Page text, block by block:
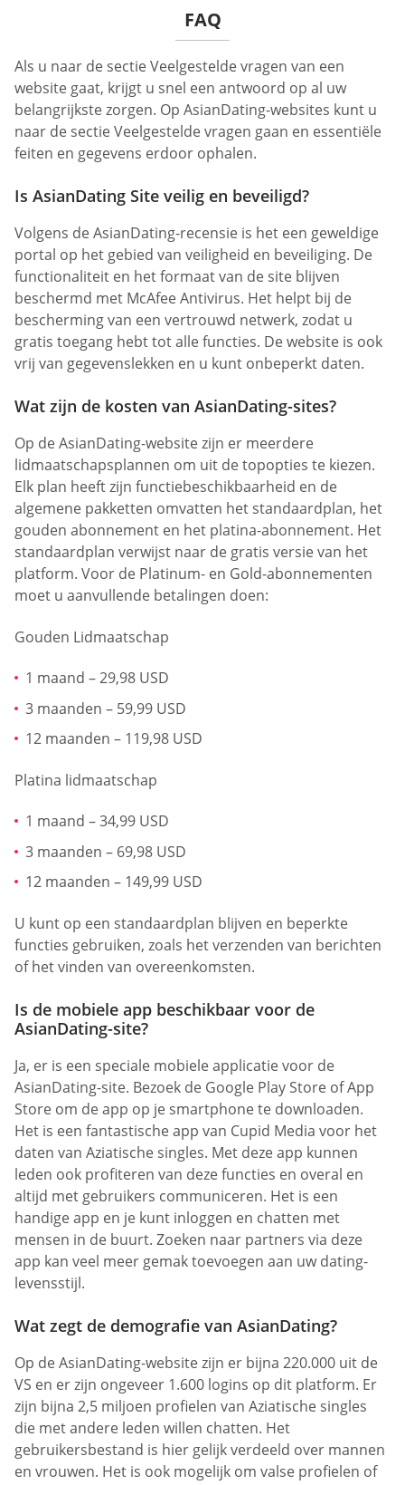
FAQ
Als u naar de sectie Veelgestelde vragen van een
website gaat, krijgt u snel een antwoord op al uw
belangrijkste zorgen. Op AsianDating-websites kunt u
naar de sectie Veelgestelde vragen gaan en essentiële
feiten en gegevens erdoor ophalen.
Is AsianDating Site veilig en beveiligd?
Volgens de AsianDating-recensie is het een geweldige
portal op het gebied van veiligheid en beveiliging. De
functionaliteit en het formaat van de site blijven
beschermd met McAfee Antivirus. Het helpt bij de
bescherming van een vertrouwd netwerk, zodat u
gratis toegang hebt tot alle functies. De website is ook
vrij van gegevenslekken en u kunt onbeperkt daten.
Wat zijn de kosten van AsianDating-sites?
Op de AsianDating-website zijn er meerdere
lidmaatschapsplannen om uit de topopties te kiezen.
Elk plan heeft zijn functiebeschikbaarheid en de
algemene pakketten omvatten het standaardplan, het
gouden abonnement en het platina-abonnement. Het
standaardplan verwijst naar de gratis versie van het
platform. Voor de Platinum- en Gold-abonnementen
moet u aanvullende betalingen doen:
Gouden Lidmaatschap
1 maand – 29,98 USD
3 maanden – 59,99 USD
12 maanden – 119,98 USD
Platina lidmaatschap
1 maand – 34,99 USD
3 maanden – 69,98 USD
12 maanden – 149,99 USD
U kunt op een standaardplan blijven en beperkte
functies gebruiken, zoals het verzenden van berichten
of het vinden van overeenkomsten.
Is de mobiele app beschikbaar voor de
AsianDating-site?
Ja, er is een speciale mobiele applicatie voor de
AsianDating-site. Bezoek de Google Play Store of App
Store om de app op je smartphone te downloaden.
Het is een fantastische app van Cupid Media voor het
daten van Aziatische singles. Met deze app kunnen
leden ook profiteren van deze functies en overal en
altijd met gebruikers communiceren. Het is een
handige app en je kunt inloggen en chatten met
mensen in de buurt. Zoeken naar partners via deze
app kan veel meer gemak toevoegen aan uw dating-
levensstijl.
Wat zegt de demografie van AsianDating?
Op de AsianDating-website zijn er bijna 220.000 uit de
VS en er zijn ongeveer 1.600 logins op dit platform. Er
zijn bijna 2,5 miljoen profielen van Aziatische singles
die met andere leden willen chatten. Het
gebruikersbestand is hier gelijk verdeeld over mannen
en vrouwen. Het is ook mogelijk om valse profielen of